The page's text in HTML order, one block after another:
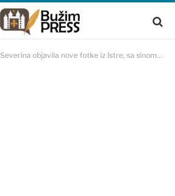
Severina objavila nove fotke iz Istre, sa sinom Aleksandrom uživala u prirodi